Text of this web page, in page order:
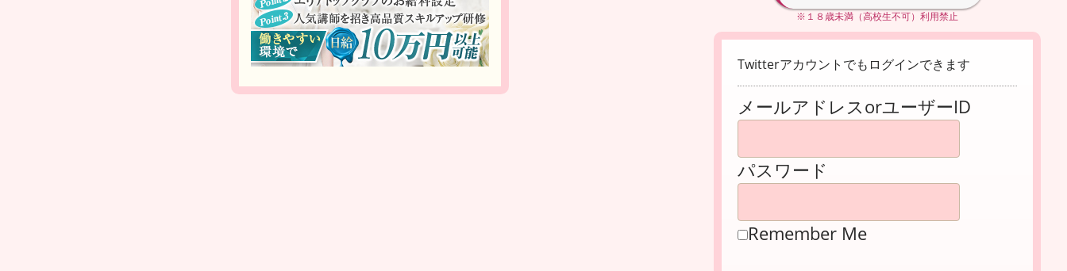
※１８歳未満（高校生不可）利用禁止
Twitterアカウントでもログインできます
メールアドレスorユーザーID
パスワード
Remember Me